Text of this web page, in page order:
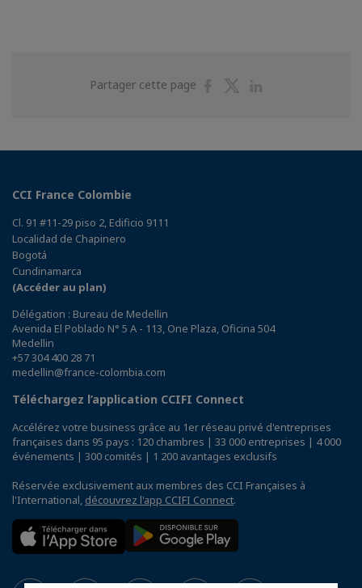
Partager cette page
PartagerPartager
CCI France Colombie
Cl. 91 #11-29 piso 2, Edificio 9111
Localidad de Chapinero
Bogotá
Cundinamarca
(Accéder au plan)
Délégation : Bureau de Medellin
Avenida El Poblado N° 5 A - 113, One Plaza, Oficina 504
Medellin
+57 304 400 28 71
medellin@france-colombia.com
Téléchargez l’application CCIFI Connect
Accélérez votre business grâce au 1er réseau privé d'entreprises
françaises dans 95 pays : 120 chambres | 33 000 entreprises | 4 000
événements | 300 comités | 1 200 avantages exclusifs
Réservée exclusivement aux membres des CCI Françaises à
l'International, découvrez l'app CCIFI Connect.